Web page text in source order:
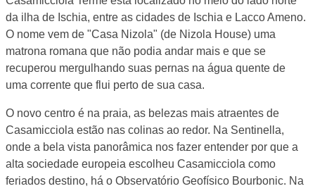
da ilha de Ischia, entre as cidades de Ischia e Lacco Ameno.
O nome vem de "Casa Nizola" (de Nizola House) uma
matrona romana que não podia andar mais e que se
recuperou mergulhando suas pernas na água quente de
uma corrente que flui perto de sua casa.
O novo centro é na praia, as belezas mais atraentes de
Casamicciola estão nas colinas ao redor. Na Sentinella,
onde a bela vista panorâmica nos fazer entender por que a
alta sociedade europeia escolheu Casamicciola como
feriados destino, há o Observatório Geofísico Bourbonic. Na